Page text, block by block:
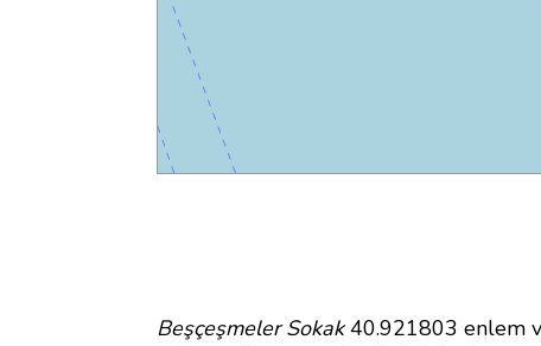
Beşçeşmeler Sokak40.921803 enlem